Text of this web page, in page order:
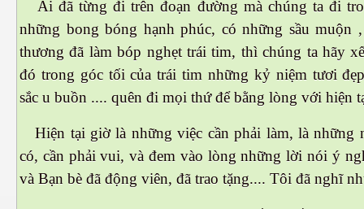
Ai đã từng đi trên đoạn đường mà chúng ta đi
những bong bóng hạnh phúc, có những sầu muộn
thương đã làm bóp nghẹt trái tim, thì chúng ta hãy
đó trong góc tối của trái tim những kỷ niệm tươi
sắc u buồn .... quên đi mọi thứ để bằng lòng với hiện
Hiện tại giờ là những việc cần phải làm, là những
có, cần phải vui, và đem vào lòng những lời nói ý
và Bạn bè đã động viên, đã trao tặng.... Tôi đã nghĩ
Hạng